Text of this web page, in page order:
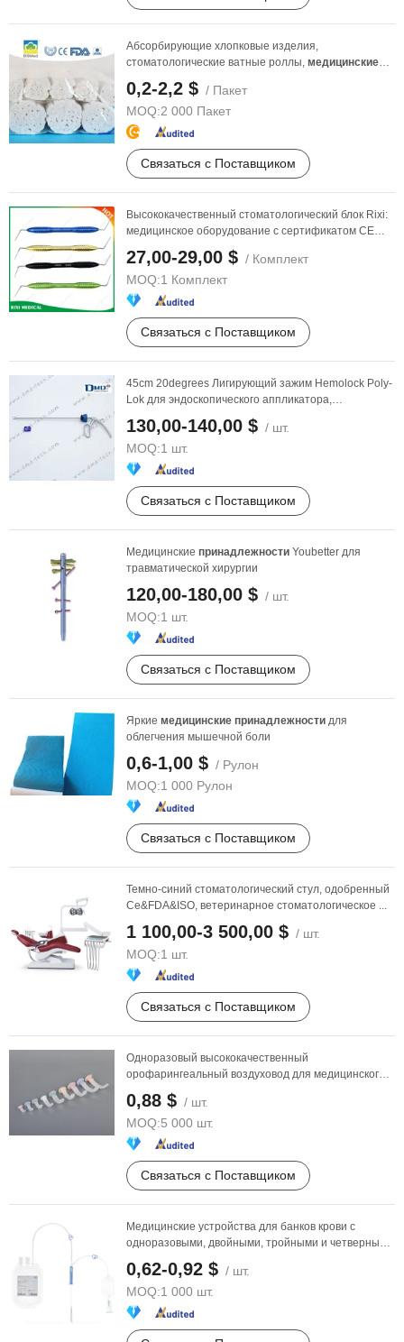
Абсорбирующие хлопковые изделия,
стоматологические ватные роллы, медицинские
принадлежности
0,2-2,2 $ / Пакет
MOQ:2 000 Пакет
Связаться с Поставщиком
Высококачественный стоматологический блок Rixi:
медицинское оборудование с сертификатом CE
27,00-29,00 $ / Комплект
MOQ:1 Комплект
Связаться с Поставщиком
45cm 20degrees Лигирующий зажим Hemolock Poly-
Lok для эндоскопического аппликатора,
130,00-140,00 $ / шт.
MOQ:1 шт.
Связаться с Поставщиком
Медицинские принадлежности Youbetter для
травматической хирургии
120,00-180,00 $ / шт.
MOQ:1 шт.
Связаться с Поставщиком
Яркие медицинские принадлежности для
облегчения мышечной боли
0,6-1,00 $ / Рулон
MOQ:1 000 Рулон
Связаться с Поставщиком
Темно-синий стоматологический стул, одобренный
Ce&FDA&ISO, ветеринарное стоматологическое ...
1 100,00-3 500,00 $ / шт.
MOQ:1 шт.
Связаться с Поставщиком
Одноразовый высококачественный
орофарингеальный воздуховод для медицинского
использования для ...
0,88 $ / шт.
MOQ:5 000 шт.
Связаться с Поставщиком
Медицинские устройства для банков крови с
одноразовыми, двойными, тройными и четверными
0,62-0,92 $ / шт.
MOQ:1 000 шт.